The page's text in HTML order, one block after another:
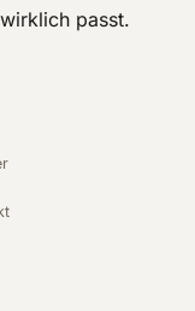
passt.